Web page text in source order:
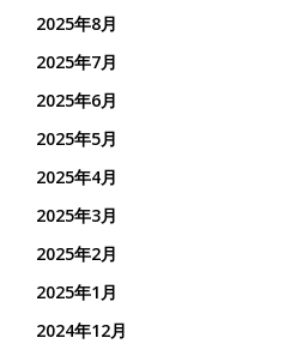
2025年8月
2025年7月
2025年6月
2025年5月
2025年4月
2025年3月
2025年2月
2025年1月
2024年12月